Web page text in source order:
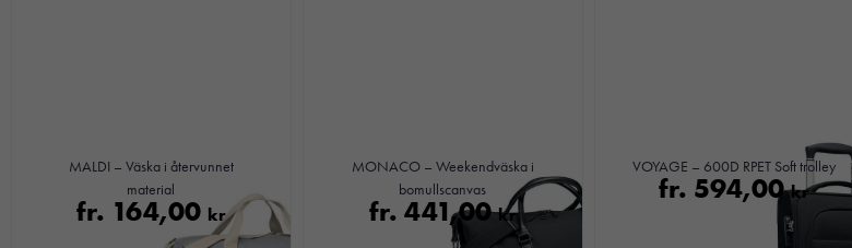
MALDI – Väska i återvunnet
material
fr. 164,00 kr
MONACO – Weekendväska i
bomullscanvas
fr. 441,00kr
VOYAGE – 600D RPET Soft trolley
fr. 594,00kr
går inte att
välja bort.
behövs för
hemsidan
över huvud